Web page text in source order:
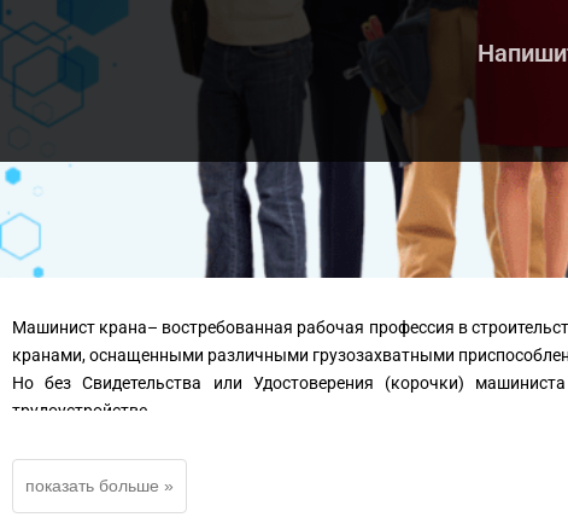
Машинист крана– востребованная рабочая профессия в
кранами, оснащенными различными грузозахватными
Но без Свидетельства или Удостоверения (корочки)
трудоустройстве.
В нашем Лицензированном учебном центре вы можете дистанционно:
окончить курсы машиниста крана